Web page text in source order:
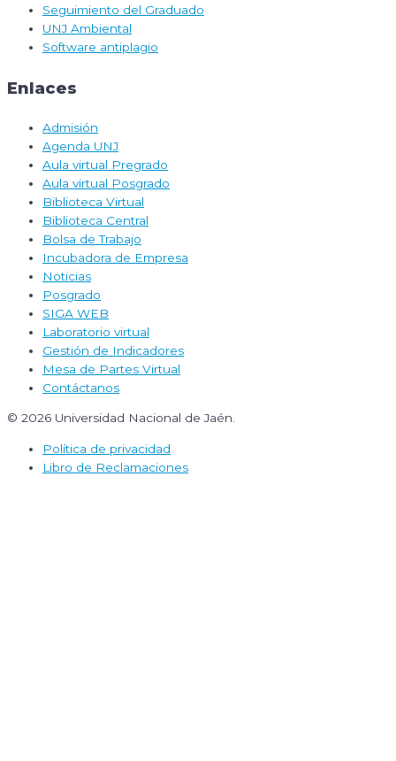
Seguimiento del Graduado
UNJ Ambiental
Software antiplagio
Enlaces
Admisión
Agenda UNJ
Aula virtual Pregrado
Aula virtual Posgrado
Biblioteca Virtual
Biblioteca Central
Bolsa de Trabajo
Incubadora de Empresa
Noticias
Posgrado
SIGA WEB
Laboratorio virtual
Gestión de Indicadores
Mesa de Partes Virtual
Contáctanos
© 2026 Universidad Nacional de Jaén.
Política de privacidad
Libro de Reclamaciones